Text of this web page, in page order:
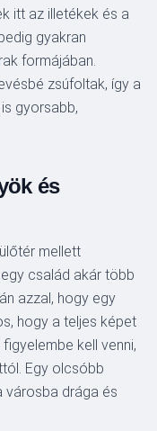
itt az illetékek és a
gyakran
formájában.
zsúfoltak, így a
gyorsabb,
és
mellett
család akár több
azzal, hogy egy
hogy a teljes képet
kell venni,
Egy olcsóbb
városba drága és